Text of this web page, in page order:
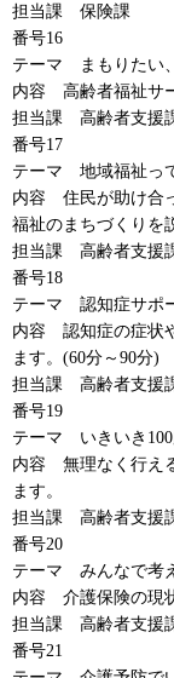
担当課
保険課
番号16
テーマ
まもりたい
内容
高齢者福祉サ
担当課
高齢者支援
番号17
テーマ
地域福祉 っ
内容
住民が助け合
福祉のまちづくりを
担当課
高齢者支援
番号18
テーマ
認知症サポ
内容
認知症の症状
ます。(60分～90分)
担当課
高齢者支援
番号19
テーマ
いきいき
内容
無理なく行え
ます。
担当課
高齢者支援
番号20
テーマ
みんなで考
内容
介護保険の現
担当課
高齢者支援
番号21